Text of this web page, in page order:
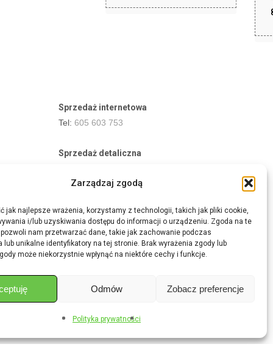
Zarządzaj zgodą
jak najlepsze wrażenia, korzystamy z technologii, takich jak pliki cookie,
i/lub uzyskiwania dostępu do informacji o urządzeniu. Zgoda na te
nam przetwarzać dane, takie jak zachowanie podczas
lub unikalne identyfikatory na tej stronie. Brak wyrażenia zgody lub
może niekorzystnie wpłynąć na niektóre cechy i funkcje.
Odmów Zobacz preferencje
Polityka prywatności
Sprzedaż internetowa
Tel: 605 603 753
Sprzedaż detaliczna
E-mail:aukcje.agrohurt@gmail.com
Godziny działania sklepu
Pon–Pt: 8:00 – 16:00